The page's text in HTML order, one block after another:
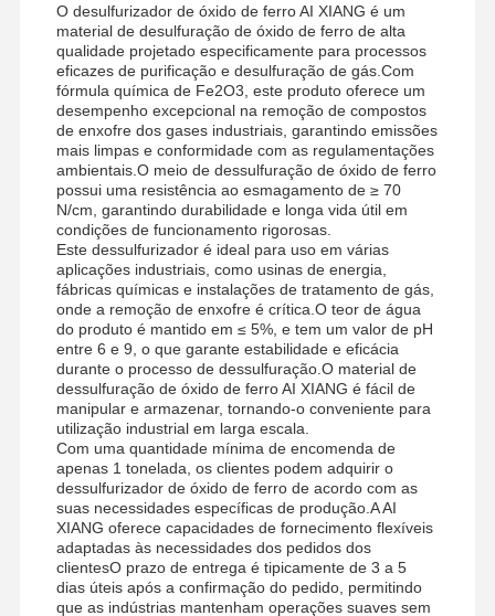
O desulfurizador de óxido de ferro AI XIANG é um
material de desulfuração de óxido de ferro de alta
qualidade projetado especificamente para processos
eficazes de purificação e desulfuração de gás.Com
fórmula química de Fe2O3, este produto oferece um
desempenho excepcional na remoção de compostos
de enxofre dos gases industriais, garantindo emissões
mais limpas e conformidade com as regulamentações
ambientais.O meio de dessulfuração de óxido de ferro
possui uma resistência ao esmagamento de ≥ 70
N/cm, garantindo durabilidade e longa vida útil em
condições de funcionamento rigorosas.
Este dessulfurizador é ideal para uso em várias
aplicações industriais, como usinas de energia,
fábricas químicas e instalações de tratamento de gás,
onde a remoção de enxofre é crítica.O teor de água
do produto é mantido em ≤ 5%, e tem um valor de pH
entre 6 e 9, o que garante estabilidade e eficácia
durante o processo de dessulfuração.O material de
dessulfuração de óxido de ferro AI XIANG é fácil de
manipular e armazenar, tornando-o conveniente para
utilização industrial em larga escala.
Com uma quantidade mínima de encomenda de
apenas 1 tonelada, os clientes podem adquirir o
dessulfurizador de óxido de ferro de acordo com as
suas necessidades específicas de produção.A AI
XIANG oferece capacidades de fornecimento flexíveis
adaptadas às necessidades dos pedidos dos
clientesO prazo de entrega é tipicamente de 3 a 5
dias úteis após a confirmação do pedido, permitindo
que as indústrias mantenham operações suaves sem